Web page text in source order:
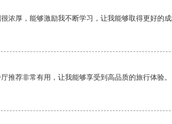
浓厚，能够激励我不断学习，让我能够取得更好的
推荐非常有用，让我能够享受到高品质的旅行体验。